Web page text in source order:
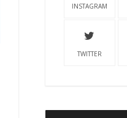
INSTAGRAM
TWITTER